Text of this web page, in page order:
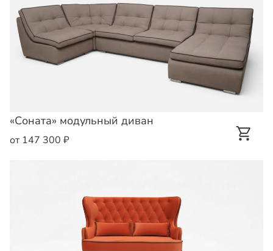
«Соната» модульный диван
от 147 300 ₽